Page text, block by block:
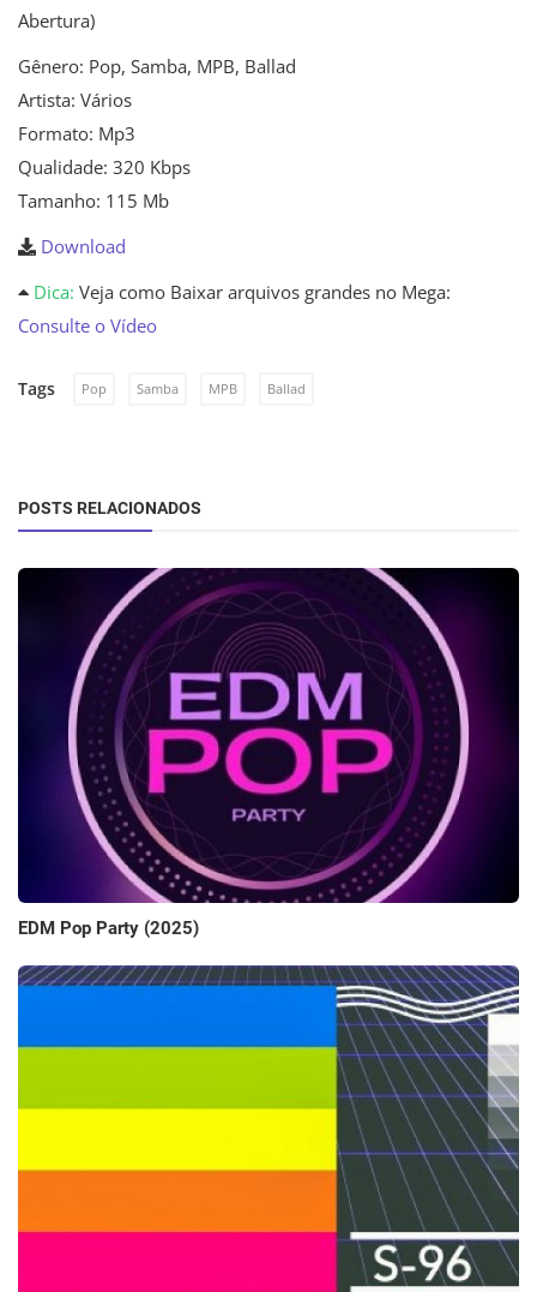
Abertura)
Gênero: Pop, Samba, MPB, Ballad
Artista: Vários
Formato: Mp3
Qualidade: 320 Kbps
Tamanho: 115 Mb
Download
Dica: Veja como Baixar arquivos grandes no Mega:
Consulte o Vídeo
Tags Pop Samba MPB Ballad
POSTS RELACIONADOS
EDM Pop Party (2025)